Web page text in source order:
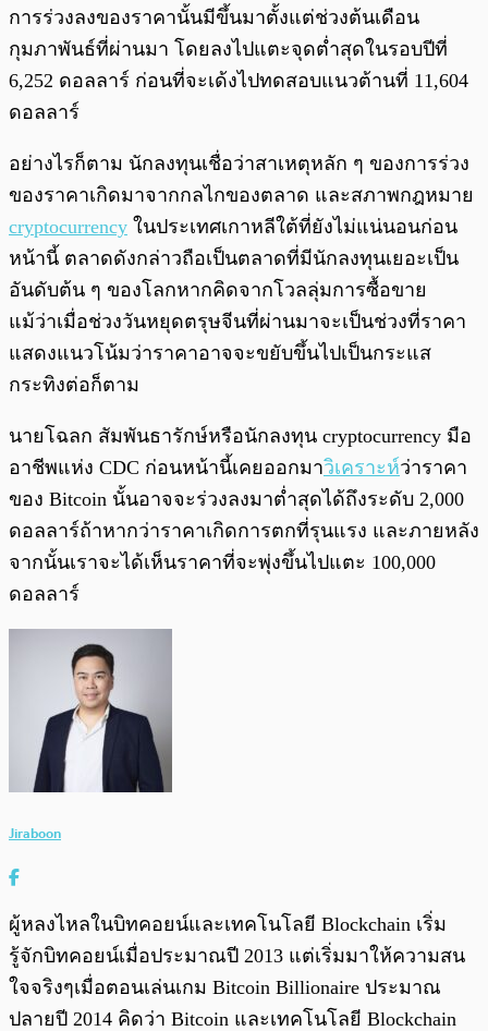
การร่วงลงของราคานั้นมีขึ้นมาตั้งแต่ช่วงต้นเดือน
กุมภาพันธ์ที่ผ่านมา โดยลงไปแตะจุดต่ำสุดในรอบปีที่
6,252 ดอลลาร์ ก่อนที่จะเด้งไปทดสอบแนวต้านที่ 11,604
ดอลลาร์
อย่างไรก็ตาม นักลงทุนเชื่อว่าสาเหตุหลัก ๆ ของการร่วง
ของราคาเกิดมาจากกลไกของตลาด และสภาพกฎหมาย
cryptocurrency ในประเทศเกาหลีใต้ที่ยังไม่แน่นอนก่อน
หน้านี้ ตลาดดังกล่าวถือเป็นตลาดที่มีนักลงทุนเยอะเป็น
อันดับต้น ๆ ของโลกหากคิดจากโวลลุ่มการซื้อขาย
แม้ว่าเมื่อช่วงวันหยุดตรุษจีนที่ผ่านมาจะเป็นช่วงที่ราคา
แสดงแนวโน้มว่าราคาอาจจะขยับขึ้นไปเป็นกระแส
กระทิงต่อก็ตาม
นายโฉลก สัมพันธารักษ์หรือนักลงทุน cryptocurrency มือ
อาชีพแห่ง CDC ก่อนหน้านี้เคยออกมาวิเคราะห์ว่าราคา
ของ Bitcoin นั้นอาจจะร่วงลงมาต่ำสุดได้ถึงระดับ 2,000
ดอลลาร์ถ้าหากว่าราคาเกิดการตกที่รุนแรง และภายหลัง
จากนั้นเราจะได้เห็นราคาที่จะพุ่งขึ้นไปแตะ 100,000
ดอลลาร์
Jiraboon
ผู้หลงไหลในบิทคอยน์และเทคโนโลยี Blockchain เริ่ม
รู้จักบิทคอยน์เมื่อประมาณปี 2013 แต่เริ่มมาให้ความสน
ใจจริงๆเมื่อตอนเล่นเกม Bitcoin Billionaire ประมาณ
ปลายปี 2014 คิดว่า Bitcoin และเทคโนโลยี Blockchain